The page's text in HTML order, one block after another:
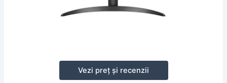
Vezi preț și recenzii